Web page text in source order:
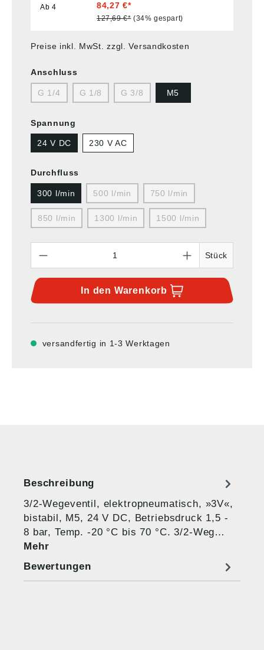
Ab 4 84,27 €*
127,69 €* (34% gespart)
Preise inkl. MwSt. zzgl. Versandkosten
Anschluss
G 1/4 G 1/8 G 3/8 M5
Spannung
24 V DC 230 V AC
Durchfluss
300 l/min 500 l/min 750 l/min
850 l/min 1300 l/min 1500 l/min
Stück
In den Warenkorb
versandfertig in 1-3 Werktagen
Beschreibung
3/2-Wegeventil, elektropneumatisch, »3V«,
bistabil, M5, 24 V DC, Betriebsdruck 1,5 -
8 bar, Temp. -20 °C bis 70 °C. 3/2-Weg…
Mehr
Bewertungen